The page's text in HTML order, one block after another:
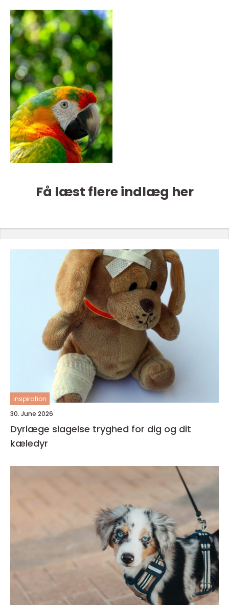
Få læst flere indlæg her
inspiration
30. June 2026
Dyrlæge slagelse tryghed for dig og dit
kæledyr